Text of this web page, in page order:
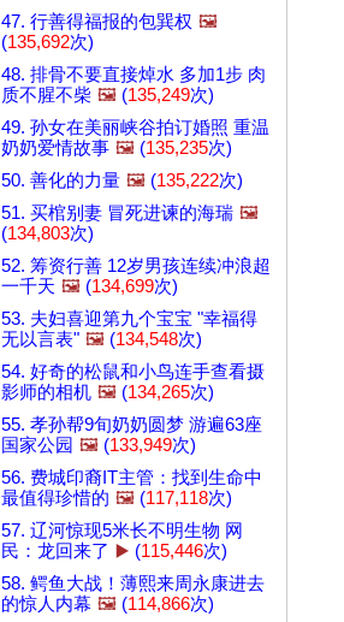
47. 行善得福报的包巽权 🖼️
(135,692次)
48. 排骨不要直接焯水 多加1步 肉
质不腥不柴 🖼️ (135,249次)
49. 孙女在美丽峡谷拍订婚照 重温
奶奶爱情故事 🖼️ (135,235次)
50. 善化的力量 🖼️ (135,222次)
51. 买棺别妻 冒死进谏的海瑞 🖼️
(134,803次)
52. 筹资行善 12岁男孩连续冲浪超
一千天 🖼️ (134,699次)
53. 夫妇喜迎第九个宝宝 "幸福得
无以言表" 🖼️ (134,548次)
54. 好奇的松鼠和小鸟连手查看摄
影师的相机 🖼️ (134,265次)
55. 孝孙帮9旬奶奶圆梦 游遍63座
国家公园 🖼️ (133,949次)
56. 费城印裔IT主管：找到生命中
最值得珍惜的 🖼️ (117,118次)
57. 辽河惊现5米长不明生物 网
民：龙回来了 ▶️ (115,446次)
58. 鳄鱼大战！薄熙来周永康进去
的惊人内幕 🖼️ (114,866次)